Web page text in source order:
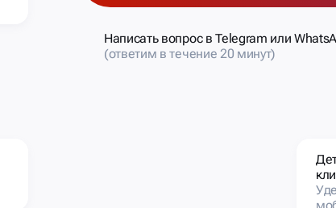
Написать вопрос в Telegram или
(ответим в течение 20 минут)